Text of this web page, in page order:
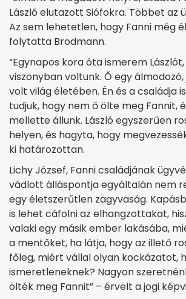
László elutazott Siófokra. Többet az
Az sem lehetetlen, hogy Fanni még
folytatta Brodmann.
“Egynapos kora óta ismerem Lászlót,
viszonyban voltunk. Ő egy
volt világ életében. Én és a családja
tudjuk, hogy nem ő ölte meg Fannit,
mellette állunk. László egyszerűen
helyen, és hagyta, hogy
ki határozottan.
Lichy József, Fanni családjának
vádlott álláspontja egyáltalán nem
egy életszerűtlen zagyvaság.
is lehet cáfolni az elhangzottakat,
valaki egy másik ember lakásába,
a mentőket, ha látja, hogy az illető
főleg, miért vállal olyan kockázatot,
ismeretleneknek? Nagyon
ölték meg Fannit” – érvelt a jogi